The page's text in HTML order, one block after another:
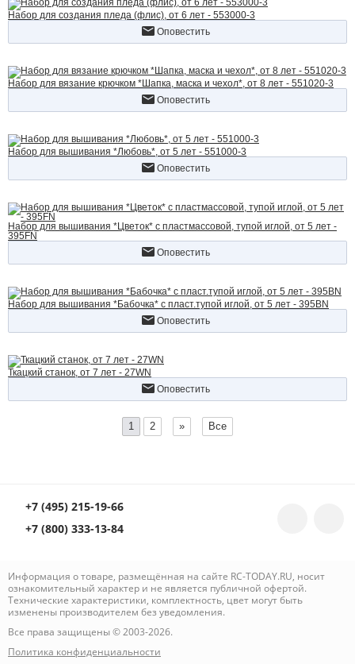
Набор для создания пледа (флис), от 6 лет - 553000-3
Оповестить
Набор для вязание крючком *Шапка, маска и чехол*, от 8 лет - 551020-3
Оповестить
Набор для вышивания *Любовь*, от 5 лет - 551000-3
Оповестить
Набор для вышивания *Цветок* с пластмассовой, тупой иглой, от 5 лет -
395FN
Оповестить
Набор для вышивания *Бабочка* с пласт.тупой иглой, от 5 лет - 395BN
Оповестить
Ткацкий станок, от 7 лет - 27WN
Оповестить
1 2 » Все
+7 (495) 215-19-66
+7 (800) 333-13-84
Информация о товаре, размещённая на сайте RC-TODAY.RU, носит
ознакомительный характер и не является публичной офертой.
Технические характеристики, комплектность, цвет могут быть
изменены производителем без уведомления.
Все права защищены © 2003-2026.
Политика конфиденциальности